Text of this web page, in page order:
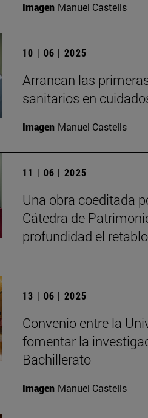
Imagen Manuel Castells
10 | 06 | 2025
Arrancan las
sanitarios en
Imagen Manuel Castells
11 | 06 | 2025
Una obra coeditada
Cátedra de
profundidad el
13 | 06 | 2025
Convenio entre la
fomentar la
Bachillerato
Imagen Manuel Castells